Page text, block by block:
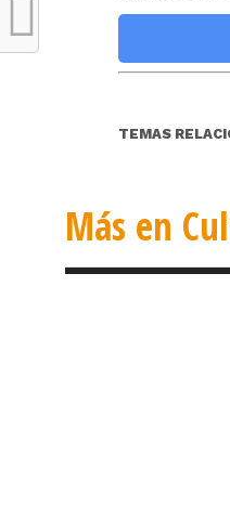
TEMAS
Más en